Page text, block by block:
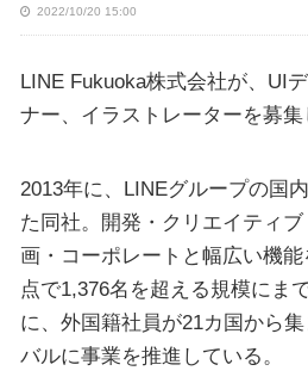
2022/10/20 15:00
LINE Fukuoka株式会社が、UI
ナー、イラストレーターを募集
2013年に、LINEグループの国
た同社。開発・クリエイティ
画・コーポレートと幅広い機
点で1,376名を超える規模にま
に、外国籍社員が21カ国から
バルに事業を推進している。